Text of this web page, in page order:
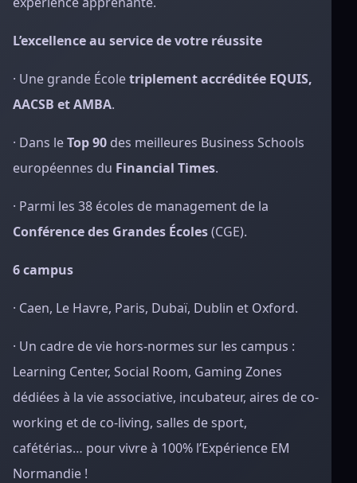
L’excellence au service de votre réussite
· Une grande Écoletriplement accréditée EQUIS,
AACSB et AMBA.
· Dans leTop 90 des meilleures Business Schools
européennes du Financial Times.
· Parmi les 38 écoles de management de la
Conférence des Grandes Écoles(CGE).
6 campus
· Caen, Le Havre, Paris, Dubaï, Dublin et Oxford.
· Un cadre de vie hors-normes sur les campus :
Learning Center, Social Room, Gaming Zones
dédiées à la vie associative, incubateur, aires de co-
working et de co-living, salles de sport,
cafétérias… pour vivre à 100% l’Expérience EM
Normandie !